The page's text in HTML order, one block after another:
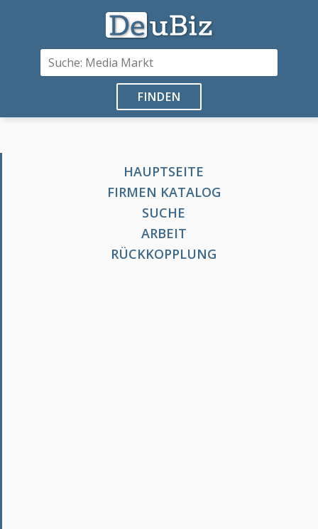
FINDEN
HAUPTSEITE
FIRMEN KATALOG
SUCHE
ARBEIT
RÜCKKOPPLUNG